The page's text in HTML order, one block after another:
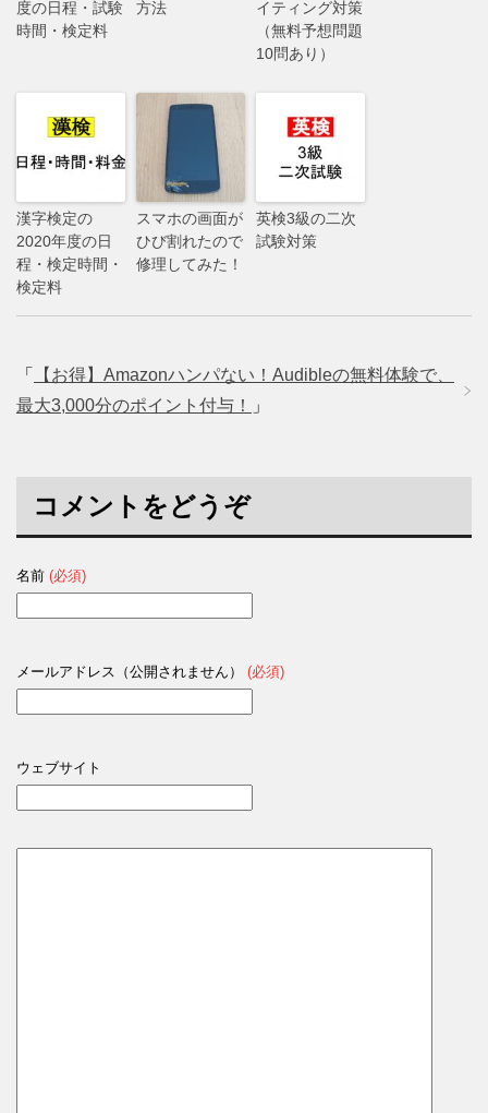
度の日程・試験
時間・検定料
方法
イティング対策
（無料予想問題
10問あり）
漢字検定の
2020年度の日
程・検定時間・
検定料
スマホの画面が
ひび割れたので
修理してみた！
英検3級の二次
試験対策
「
【お得】Amazonハンパない！Audibleの無料体験で、
最大3,000分のポイント付与！
」
コメントをどうぞ
名前 (必須)
メールアドレス（公開されません） (必須)
ウェブサイト